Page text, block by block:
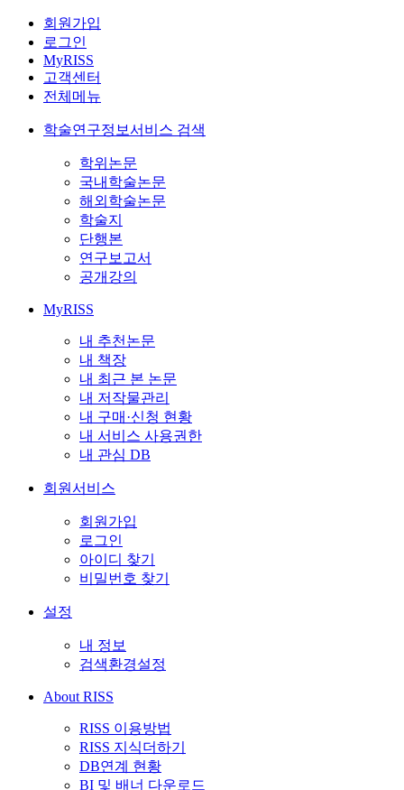
회원가입
로그인
MyRISS
고객센터
전체메뉴
학술연구정보서비스 검색
학위논문
국내학술논문
해외학술논문
학술지
단행본
연구보고서
공개강의
MyRISS
내 추천논문
내 책장
내 최근 본 논문
내 저작물관리
내 구매·신청 현황
내 서비스 사용권한
내 관심 DB
회원서비스
회원가입
로그인
아이디 찾기
비밀번호 찾기
설정
내 정보
검색환경설정
About RISS
RISS 이용방법
RISS 지식더하기
DB연계 현황
BI 및 배너 다운로드